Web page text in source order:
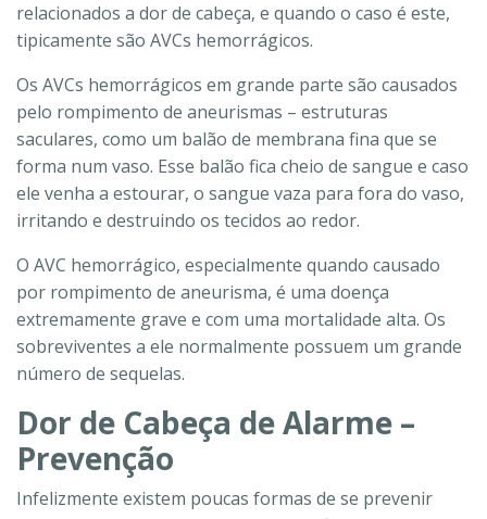
relacionados a dor de cabeça, e quando o caso é este,
tipicamente são AVCs hemorrágicos.
Os AVCs hemorrágicos em grande parte são causados
pelo rompimento de aneurismas – estruturas
saculares, como um balão de membrana fina que se
forma num vaso. Esse balão fica cheio de sangue e caso
ele venha a estourar, o sangue vaza para fora do vaso,
irritando e destruindo os tecidos ao redor.
O AVC hemorrágico, especialmente quando causado
por rompimento de aneurisma, é uma doença
extremamente grave e com uma mortalidade alta. Os
sobreviventes a ele normalmente possuem um grande
número de sequelas.
Dor de Cabeça de Alarme –
Prevenção
Infelizmente existem poucas formas de se prevenir